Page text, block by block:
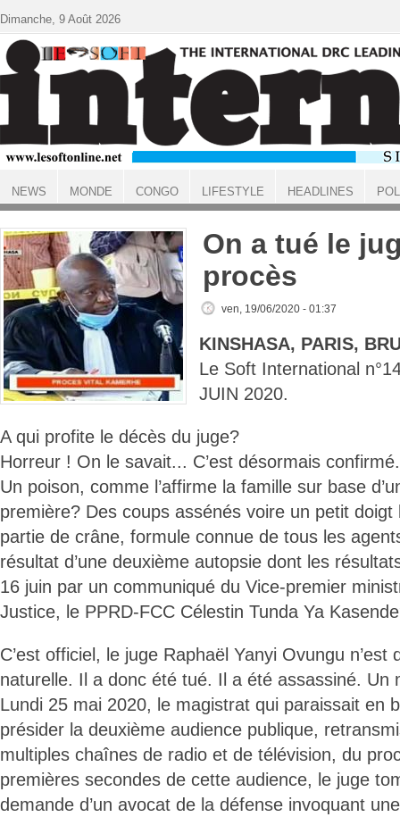
ACCUEIL
On a tué le
procès
ven, 19/06/2020 - 01:37
KINSHASA, PARIS,
Le Soft International
JUIN 2020.
A qui profite le décès du juge?
Horreur ! On le savait... C’est désormais
Un poison, comme l’affirme la famille sur base
première? Des coups assénés voire un petit
partie de crâne, formule connue de tous les
résultat d’une deuxième autopsie dont les
16 juin par un communiqué du Vice-premier
Justice, le PPRD-FCC Célestin Tunda Ya
C’est officiel, le juge Raphaël Yanyi Ovungu
naturelle. Il a donc été tué. Il a été assassiné. Un
Lundi 25 mai 2020, le magistrat qui paraissait en
présider la deuxième audience publique,
multiples chaînes de radio et de télévision, du
premières secondes de cette audience, le juge
demande d’un avocat de la défense invoquant
Dimanche, 9 Août 2026
NEWS MONDE CONGO LIFESTYLE HEADLINES